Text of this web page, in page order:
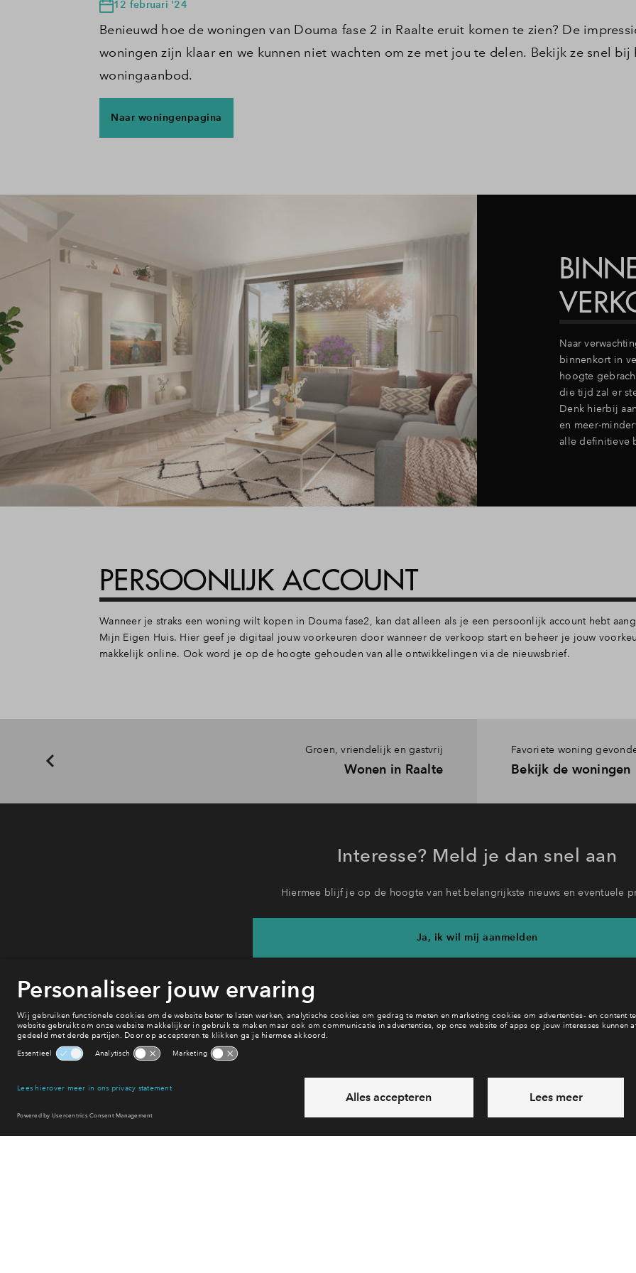
12 februari '24
Benieuwd hoe de woningen van Douma fase 2 in Raalte eruit komen te zien? De
woningen zijn klaar en we kunnen niet wachten om ze met jou te delen. Bekijk ze snel bij
woningaanbod.
Naar woningenpagina
Naar
binnenkort in
hoogte
die tijd zal er
Denk hierbij
en meer-
alle definitieve
PERSOONLIJK ACCOUNT
Wanneer je straks een woning wilt kopen in Douma fase2, kan dat alleen als je een persoonlijk account hebt
Mijn Eigen Huis. Hier geef je digitaal jouw voorkeuren door wanneer de verkoop start en beheer je jouw
makkelijk online. Ook word je op de hoogte gehouden van alle ontwikkelingen via de nieuwsbrief.
Groen, vriendelijk en gastvrij
Wonen in Raalte
Favoriete woning
Bekijk de woningen
Interesse? Meld je dan snel aan
Hiermee blijf je op de hoogte van het belangrijkste nieuws en eventuele
Ja, ik wil mij aanmelden
Heb je een vraag en wil je direct antwoord? Bel ons op
6 dagen per week beschikbaar (behalve tijdens feestdagen)
via telefoon